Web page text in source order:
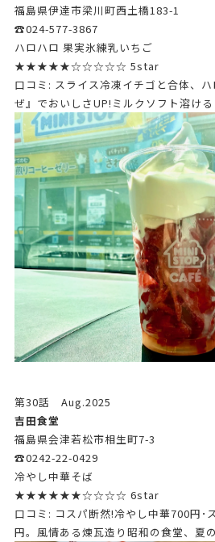
福島県伊達市梁川町西土橋183-1
☎024-577-3867
ハロハロ 果実氷練乳いちご
★★★★★☆☆☆☆☆ 5star
口コミ: スライス冷凍イチゴと合体、
ぜ』でおいしさUP!ミルクソフト溶ける
第30話 Aug.2025
吉田食堂
福島県会津若松市相生町7-3
☎0242-22-0429
冷やし中華そば
★★★★★★☆☆☆☆ 6star
口コミ: コスパ断然!冷やし中華700円･
円。風情ある煉瓦造り昭和の食堂、夏の